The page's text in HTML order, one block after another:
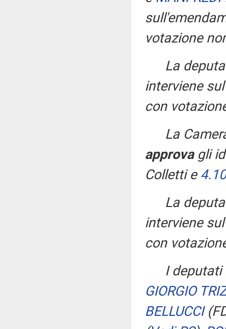
votazione
La
interviene
con
La
approvagli
Colletti e
La
interviene
con
I deputati
GIORGIO
BELLUCCI